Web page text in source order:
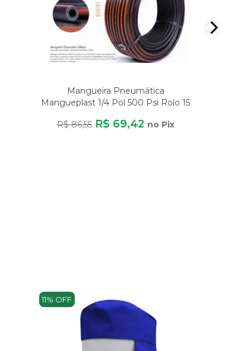
Mangueira Pneumática
Mangueplast 1/4 Pol 500 Psi Rolo 15
R$ 86,55 R$ 69,42 no Pix
11% OFF